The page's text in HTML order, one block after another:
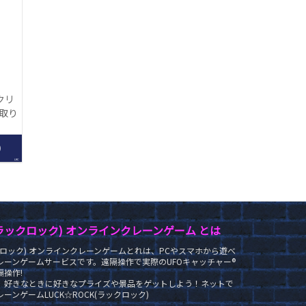
リ
り
LRC
クロック) オンラインクレーンゲーム とは
ック) オンラインクレーンゲームとれは、PCやスマホから遊べ
ーンゲームサービスです。遠隔操作で実際のUFOキャッチャー®
操作!
好きなときに好きなプライズや景品をゲットしよう！ネットで
ンゲームLUCK☆ROCK(ラックロック)